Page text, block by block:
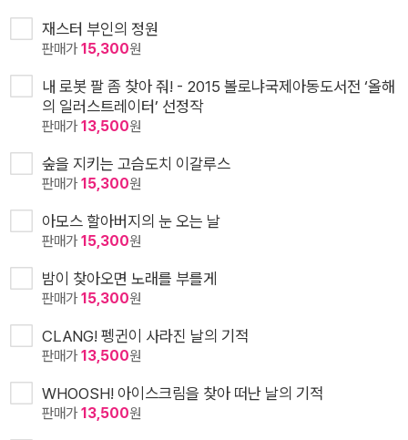
재스터 부인의 정원
판매가15,300원
내 로봇 팔 좀 찾아 줘! - 2015 볼로냐국제아동도서전 ‘올해
의 일러스트레이터’ 선정작
판매가13,500원
숲을 지키는 고슴도치 이갈루스
판매가15,300원
아모스 할아버지의 눈 오는 날
판매가15,300원
밤이 찾아오면 노래를 부를게
판매가15,300원
CLANG! 펭귄이 사라진 날의 기적
판매가13,500원
WHOOSH! 아이스크림을 찾아 떠난 날의 기적
판매가13,500원